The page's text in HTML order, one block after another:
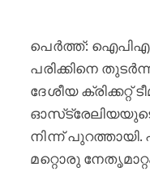
പെർത്ത്:
പരിക്കിനെ
ദേശീയ ക്രിക്കറ്റ്
നിന്ന്
മറ്റൊരു